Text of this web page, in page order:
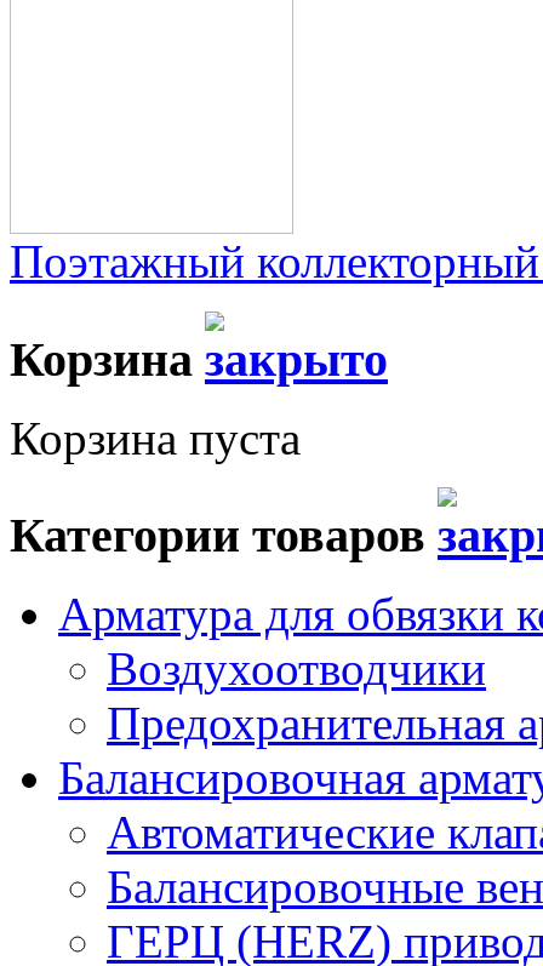
Поэтажный
Корзина
Корзина пуста
Категории товаров
Арматура для обвязки
Воздухоотводчики
Предохранительная
Балансировочная
Автоматические
Балансировочные
ГЕРЦ (HERZ)